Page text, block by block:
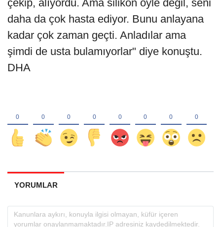
çekip, alıyordu. Ama silikon öyle değil, seni
daha da çok hasta ediyor. Bunu anlayana
kadar çok zaman geçti. Anladılar ama
şimdi de usta bulamıyorlar" diye konuştu.
DHA
YORUMLAR